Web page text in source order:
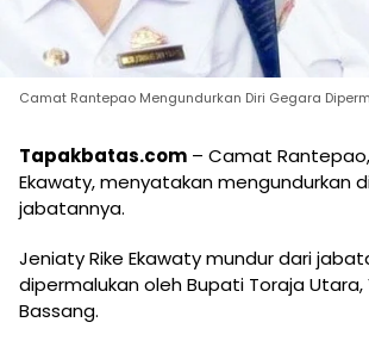
Camat Rantepao Mengundurkan Diri Gegara
Tapakbatas.com – Camat
Ekawaty, menyatakan mengundurkan
jabatannya.
Jeniaty Rike Ekawaty mundur dari
dipermalukan oleh Bupati Toraja Utara,
Bassang.